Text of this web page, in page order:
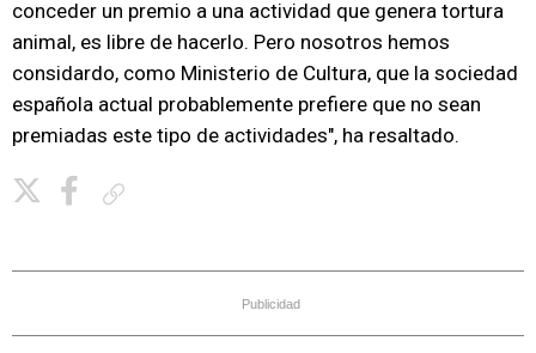
conceder un premio a una actividad que genera tortura
animal, es libre de hacerlo. Pero nosotros hemos
considardo, como Ministerio de Cultura, que la sociedad
española actual probablemente prefiere que no sean
premiadas este tipo de actividades", ha resaltado.
Publicidad